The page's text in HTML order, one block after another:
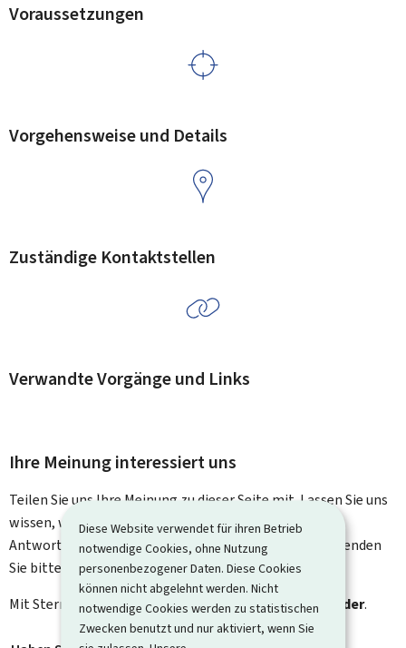
Diese Website verwendet für ihren Betrieb
notwendige Cookies, ohne Nutzung
personenbezogener Daten. Diese Cookies
können nicht abgelehnt werden. Nicht
notwendige Cookies werden zu statistischen
Zwecken benutzt und nur aktiviert, wenn Sie
Voraussetzungen
Vorgehensweise und Details
Zuständige Kontaktstellen
Verwandte Vorgänge und Links
Ihre Meinung interessiert uns
Teilen Sie uns Ihre Meinung zu dieser Seite mit. Lassen Sie uns
wissen, was wir verbessern können. Sie erhalten keine
Antwort auf Ihr Feedback. Für spezifische Fragen verwenden
Sie bitte das Kontaktformular.
Mit Stern gekennzeichnete Felder ( * ) sindPflichtfelder.